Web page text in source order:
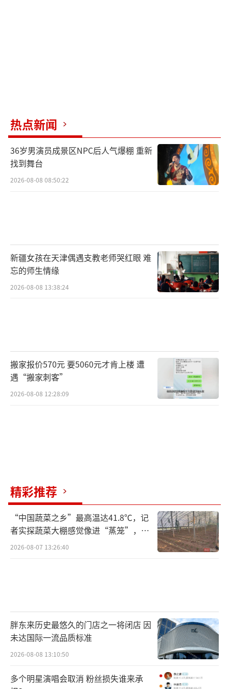
热点新闻
36岁男演员成景区NPC后人气爆棚 重新
找到舞台
2026-08-08 08:50:22
新疆女孩在天津偶遇支教老师哭红眼 难
忘的师生情缘
2026-08-08 13:38:24
搬家报价570元 要5060元才肯上楼 遭
遇“搬家刺客”
2026-08-08 12:28:09
精彩推荐
“中国蔬菜之乡”最高温达41.8℃，记
者实探蔬菜大棚感觉像进“蒸笼”，有
村民称只能凌晨两点起来干活
2026-08-07 13:26:40
胖东来历史最悠久的门店之一将闭店 因
未达国际一流品质标准
2026-08-08 13:10:50
多个明星演唱会取消 粉丝损失谁来承